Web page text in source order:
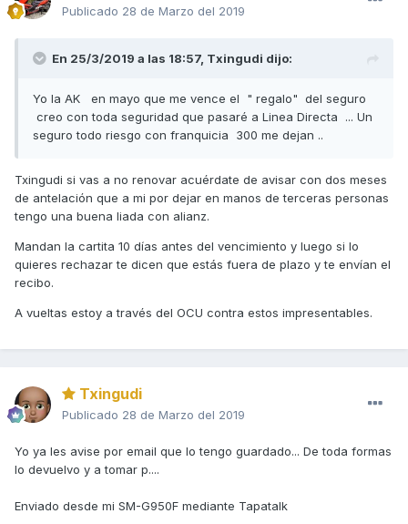
Publicado 28 de Marzo del 2019
En 25/3/2019 a las 18:57, Txingudi dijo:
Yo la AK en mayo que me vence el " regalo" del seguro
creo con toda seguridad que pasaré a Linea Directa ... Un
seguro todo riesgo con franquicia 300 me dejan ..
Txingudi si vas a no renovar acuérdate de avisar con dos meses
de antelación que a mi por dejar en manos de terceras personas
tengo una buena liada con alianz.
Mandan la cartita 10 días antes del vencimiento y luego si lo
quieres rechazar te dicen que estás fuera de plazo y te envían el
recibo.
A vueltas estoy a través del OCU contra estos impresentables.
Txingudi
Publicado 28 de Marzo del 2019
Yo ya les avise por email que lo tengo guardado... De toda formas
lo devuelvo y a tomar p....
Enviado desde mi SM-G950F mediante Tapatalk